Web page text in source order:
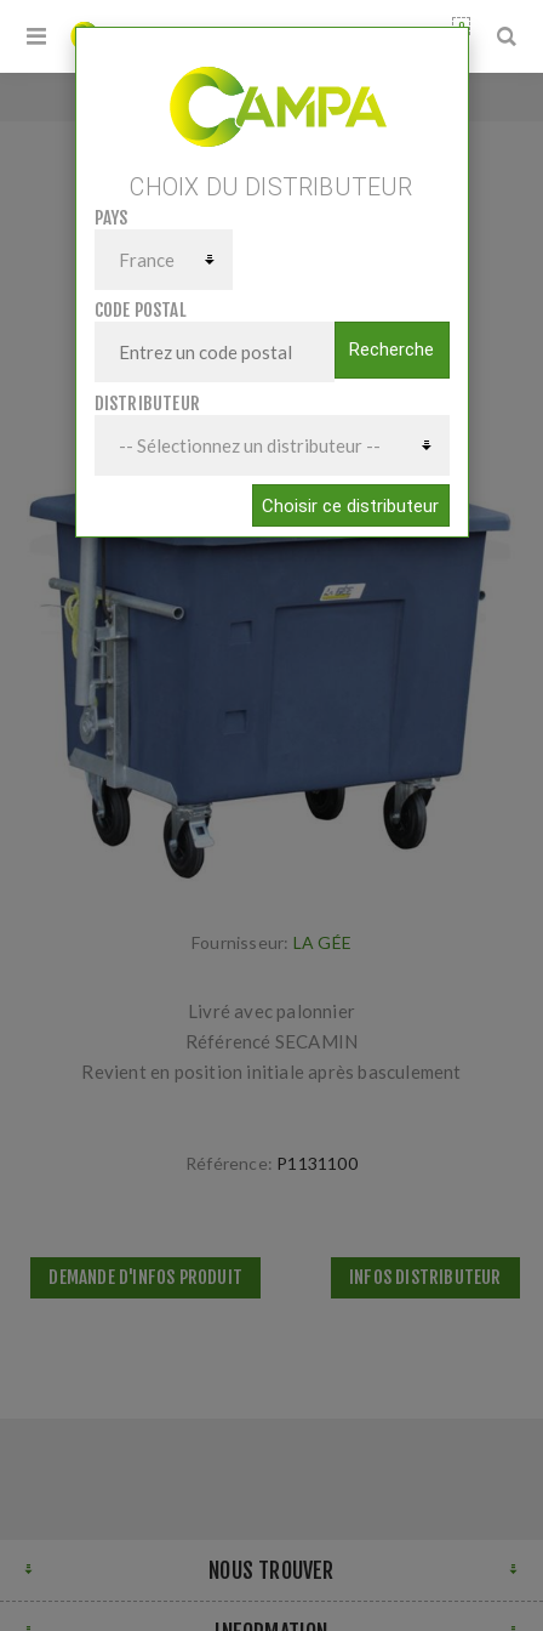
0
Accueil / BAC EQUARISSAGE 600L
Fournisseur: LA GÉE
Livré avec palonnier
Référencé SECAMIN
Revient en position initiale après basculement
Référence: P1131100
DEMANDE D'INFOS PRODUIT INFOS DISTRIBUTEUR
NOUS TROUVER
CHOIX DU DISTRIBUTEUR
PAYS
CODE POSTAL
Recherche
DISTRIBUTEUR
Choisir ce distributeur